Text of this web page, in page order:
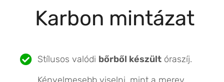
Karbon mintázat
Stílusos valódi bőrből készült óraszíj.